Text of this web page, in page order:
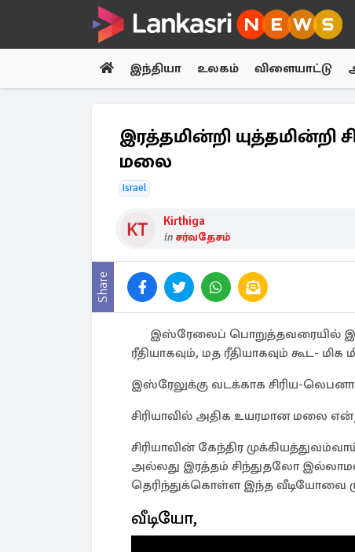
இந்தியா உலகம் விளையாட்டு
இரத்தமின்றி யுத்தமின்றி
மலை
Israel
Kirthiga
in சர்வதேசம்
Share
இஸ்ரேலைப் பொறுத்தவரையில்
ரீதியாகவும், மத ரீதியாகவும் கூட-
இஸ்ரேலுக்கு வடக்காக சிரிய-
சிரியாவில் அதிக உயரமான மலை
சிரியாவின் கேந்திர
அல்லது இரத்தம் சிந்துதலோ
தெரிந்துக்கொள்ள இந்த வீடியோவை
வீடியோ,